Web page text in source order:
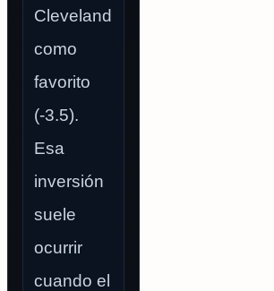
Cleveland
como
favorito
(-3.5).
Esa
inversión
suele
ocurrir
cuando el